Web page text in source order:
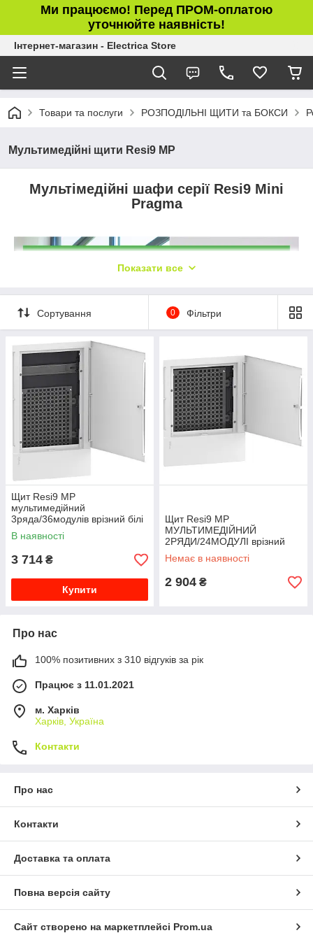
Ми працюємо! Перед ПРОМ-оплатою
уточнюйте наявність!
Інтернет-магазин - Electrica Store
Товари та послуги РОЗПОДІЛЬНІ ЩИТИ та БОКСИ
Мультимедійні щити Resi9 MP
Мультімедійні шафи серії Resi9 Mini
Pragma
Показати все
Сортування 0 Фільтри
Щит Resi9 MP
мультимедійний
3ряда/36модулів врізний білі
двері MIP312FU
В наявності
3 714 ₴
Купити
Щит Resi9 MP
МУЛЬТИМЕДІЙНИЙ
2РЯДИ/24МОДУЛІ врiзний
бiлi дверi MIP212FU
Немає в наявності
2 904 ₴
Про нас
100% позитивних з 310 відгуків за рік
Працює з 11.01.2021
м. Харків
Харків, Україна
Контакти
Про нас
Контакти
Доставка та оплата
Повна версія сайту
Сайт створено на маркетплейсі Prom.ua